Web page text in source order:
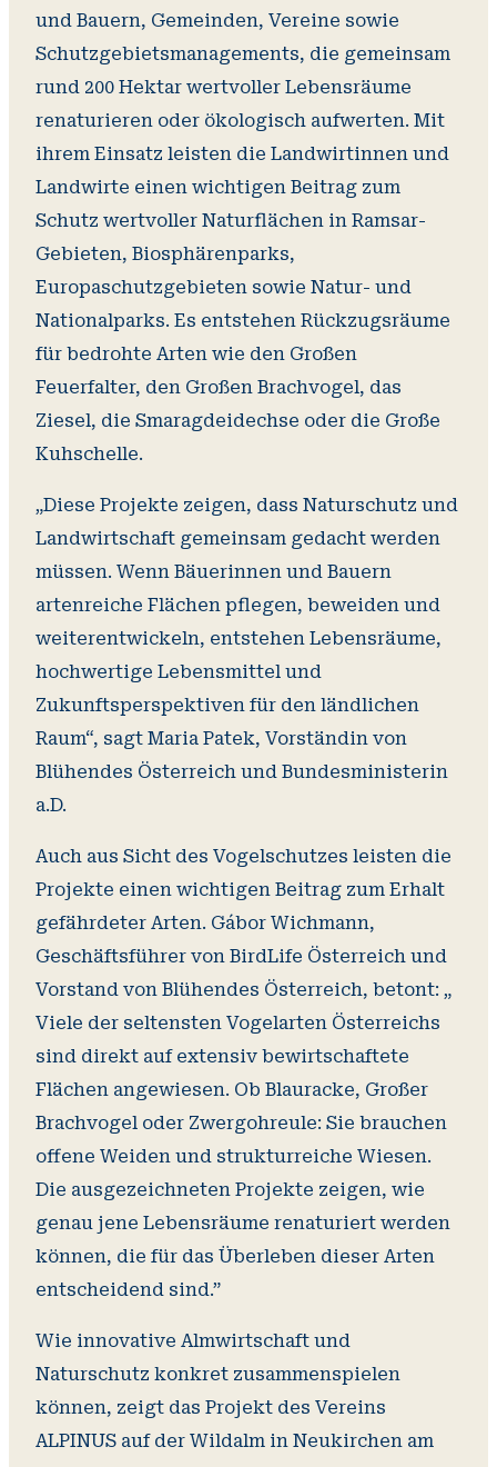
und Bauern, Gemeinden, Vereine sowie
Schutzgebietsmanagements, die gemeinsam
rund 200 Hektar wertvoller Lebensräume
renaturieren oder ökologisch aufwerten. Mit
ihrem Einsatz leisten die Landwirtinnen und
Landwirte einen wichtigen Beitrag zum
Schutz wertvoller Naturflächen in Ramsar-
Gebieten, Biosphärenparks,
Europaschutzgebieten sowie Natur- und
Nationalparks. Es entstehen Rückzugsräume
für bedrohte Arten wie den Großen
Feuerfalter, den Großen Brachvogel, das
Ziesel, die Smaragdeidechse oder die Große
Kuhschelle.
„Diese Projekte zeigen, dass Naturschutz und
Landwirtschaft gemeinsam gedacht werden
müssen. Wenn Bäuerinnen und Bauern
artenreiche Flächen pflegen, beweiden und
weiterentwickeln, entstehen Lebensräume,
hochwertige Lebensmittel und
Zukunftsperspektiven für den ländlichen
Raum“, sagt Maria Patek, Vorständin von
Blühendes Österreich und Bundesministerin
a.D.
Auch aus Sicht des Vogelschutzes leisten die
Projekte einen wichtigen Beitrag zum Erhalt
gefährdeter Arten. Gábor Wichmann,
Geschäftsführer von BirdLife Österreich und
Vorstand von Blühendes Österreich, betont: „
Viele der seltensten Vogelarten Österreichs
sind direkt auf extensiv bewirtschaftete
Flächen angewiesen. Ob Blauracke, Großer
Brachvogel oder Zwergohreule: Sie brauchen
offene Weiden und strukturreiche Wiesen.
Die ausgezeichneten Projekte zeigen, wie
genau jene Lebensräume renaturiert werden
können, die für das Überleben dieser Arten
entscheidend sind.”
Wie innovative Almwirtschaft und
Naturschutz konkret zusammenspielen
können, zeigt das Projekt des Vereins
ALPINUS auf der Wildalm in Neukirchen am